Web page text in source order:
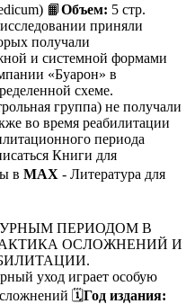
📙Объем: 5 стр.
приняли
получали
и системной формами
«Буарон» в
схеме.
группа) не получали
во время реабилитации
периода
Книги для
в MAX - Литература для
ПЕРИОДОМ В
ОСЛОЖНЕНИЙ И
уход играет особую
🗓Год издания: